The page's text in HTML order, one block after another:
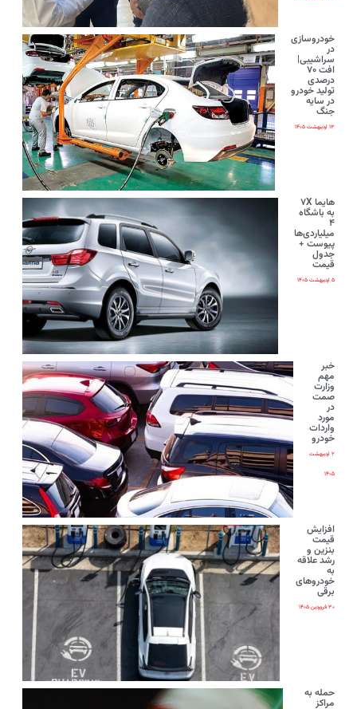
خودروسازی
در
سراشیبی|
افت ۷۰
درصدی
تولید خودرو
در سایه
جنگ
۱۳ اردیبهشت ۱۴۰۵
هایما ۷X
به باشگاه
۴
میلیاردی‌ها
پیوست +
جدول
قیمت
۵ اردیبهشت ۱۴۰۵
خبر
مهم
وزارت
صمت
در
مورد
واردات
خودرو
۲ اردیبهشت
۱۴۰۵
افزایش
قیمت
بنزین و
رشد علاقه
به
خودروهای
برقی
۳۰ فروردین ۱۴۰۵
حمله به
مراکز